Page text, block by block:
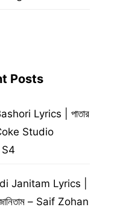
Posts
Lyrics | পাতার
Studio
Janitam Lyrics |
– Saif Zohan